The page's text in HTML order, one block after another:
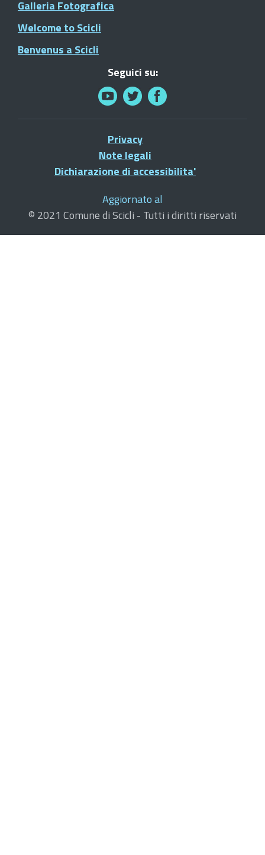
Galleria Fotografica
Welcome to Scicli
Benvenus a Scicli
Seguici su:
Privacy
Note legali
Dichiarazione di accessibilita'
Aggiornato al
© 2021 Comune di Scicli - Tutti i diritti riservati